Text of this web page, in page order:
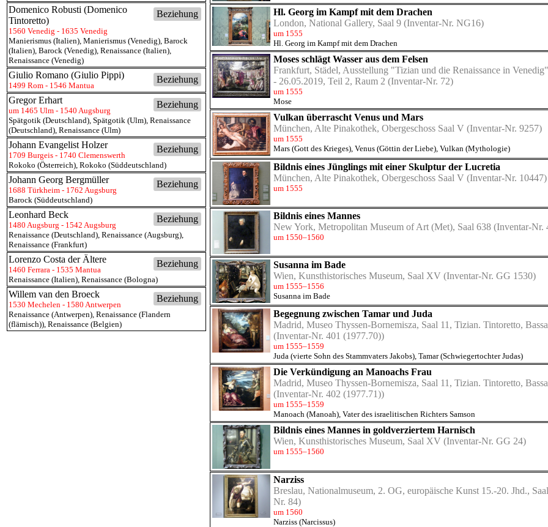
Beziehung
Domenico Robusti (Domenico
Tintoretto)
1560 Venedig - 1635 Venedig
Manierismus (Italien), Manierismus (Venedig), Barock
(Italien), Barock (Venedig), Renaissance (Italien),
Renaissance (Venedig)
Beziehung
Giulio Romano (Giulio Pippi)
1499 Rom - 1546 Mantua
Beziehung
Gregor Erhart
um 1465 Ulm - 1540 Augsburg
Spätgotik (Deutschland), Spätgotik (Ulm), Renaissance
(Deutschland), Renaissance (Ulm)
Beziehung
Johann Evangelist Holzer
1709 Burgeis - 1740 Clemenswerth
Rokoko (Österreich), Rokoko (Süddeutschland)
Beziehung
Johann Georg Bergmüller
1688 Türkheim - 1762 Augsburg
Barock (Süddeutschland)
Beziehung
Leonhard Beck
1480 Augsburg - 1542 Augsburg
Renaissance (Deutschland), Renaissance (Augsburg),
Renaissance (Frankfurt)
Beziehung
Lorenzo Costa der Ältere
1460 Ferrara - 1535 Mantua
Renaissance (Italien), Renaissance (Bologna)
Beziehung
Willem van den Broeck
1530 Mechelen - 1580 Antwerpen
Renaissance (Antwerpen), Renaissance (Flandern
(flämisch)), Renaissance (Belgien)
Hl. Georg im Kampf mit dem Drachen
London, National Gallery, Saal 9 (Inventar-Nr. NG16)
um 1555
Hl. Georg im Kampf mit dem Drachen
Moses schlägt Wasser aus dem Felsen
Frankfurt, Städel, Ausstellung "Tizian und die Renaissance in
- 26.05.2019, Teil 2, Raum 2 (Inventar-Nr. 72)
um 1555
Mose
Vulkan überrascht Venus und Mars
München, Alte Pinakothek, Obergeschoss Saal V (Inventar-Nr. 9257)
um 1555
Mars (Gott des Krieges), Venus (Göttin der Liebe), Vulkan (Mythologie)
Bildnis eines Jünglings mit einer Skulptur der Lucretia
München, Alte Pinakothek, Obergeschoss Saal V (Inventar-Nr. 10447)
um 1555
Bildnis eines Mannes
New York, Metropolitan Museum of Art (Met), Saal 638 (Inventar-Nr.
um 1550–1560
Susanna im Bade
Wien, Kunsthistorisches Museum, Saal XV (Inventar-Nr. GG 1530)
um 1555–1556
Susanna im Bade
Begegnung zwischen Tamar und Juda
Madrid, Museo Thyssen-Bornemisza, Saal 11, Tizian. Tintoretto,
(Inventar-Nr. 401 (1977.70))
um 1555–1559
Juda (vierte Sohn des Stammvaters Jakobs), Tamar (Schwiegertochter Judas)
Die Verkündigung an Manoachs Frau
Madrid, Museo Thyssen-Bornemisza, Saal 11, Tizian. Tintoretto,
(Inventar-Nr. 402 (1977.71))
um 1555–1559
Manoach (Manoah), Vater des israelitischen Richters Samson
Bildnis eines Mannes in goldverziertem Harnisch
Wien, Kunsthistorisches Museum, Saal XV (Inventar-Nr. GG 24)
um 1555–1560
Narziss
Breslau, Nationalmuseum, 2. OG, europäische Kunst 15.-20. Jhd.,
Nr. 84)
um 1560
Narziss (Narcissus)